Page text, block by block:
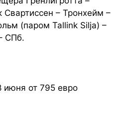
Свартиссен – Тронхейм –
(паром Tallink Silja) –
СПб.
июня от 795 евро